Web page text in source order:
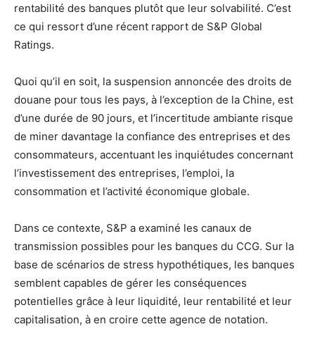
rentabilité des banques plutôt que leur solvabilité. C’est
ce qui ressort d’une récent rapport de S&P Global
Ratings.
Quoi qu’il en soit, la suspension annoncée des droits de
douane pour tous les pays, à l’exception de la Chine, est
d’une durée de 90 jours, et l’incertitude ambiante risque
de miner davantage la confiance des entreprises et des
consommateurs, accentuant les inquiétudes concernant
l’investissement des entreprises, l’emploi, la
consommation et l’activité économique globale.
Dans ce contexte, S&P a examiné les canaux de
transmission possibles pour les banques du CCG. Sur la
base de scénarios de stress hypothétiques, les banques
semblent capables de gérer les conséquences
potentielles grâce à leur liquidité, leur rentabilité et leur
capitalisation, à en croire cette agence de notation.